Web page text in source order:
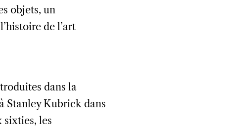
objets, un
de l’art
dans la
Stanley Kubrick dans
sixties, les